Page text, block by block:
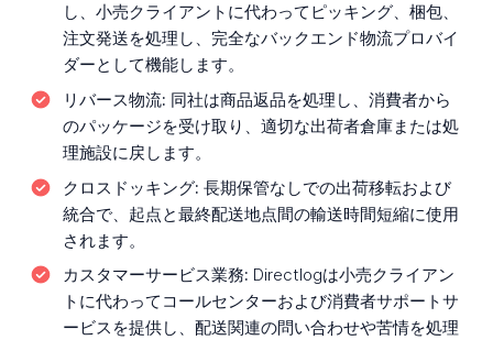
し、小売クライアントに代わってピッキング、梱包、
注文発送を処理し、完全なバックエンド物流プロバイ
ダーとして機能します。
リバース物流: 同社は商品返品を処理し、消費者から
のパッケージを受け取り、適切な出荷者倉庫または処
理施設に戻します。
クロスドッキング: 長期保管なしでの出荷移転および
統合で、起点と最終配送地点間の輸送時間短縮に使用
されます。
カスタマーサービス業務: Directlogは小売クライアン
トに代わってコールセンターおよび消費者サポートサ
ービスを提供し、配送関連の問い合わせや苦情を処理